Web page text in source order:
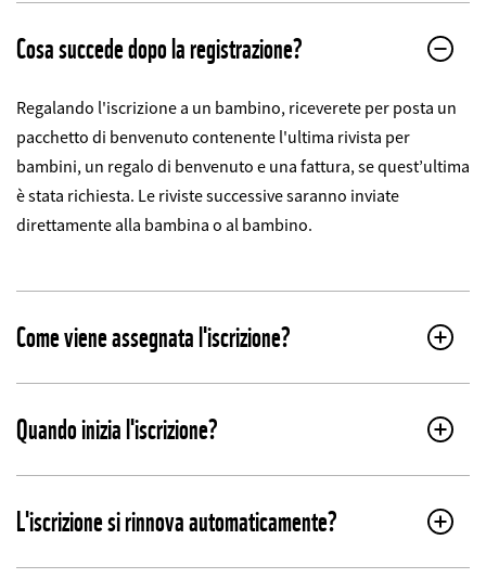
Cosa succede dopo la registrazione?
Regalando l'iscrizione a un bambino, riceverete per posta un
pacchetto di benvenuto contenente l'ultima rivista per
bambini, un regalo di benvenuto e una fattura, se quest’ultima
è stata richiesta. Le riviste successive saranno inviate
direttamente alla bambina o al bambino.
Come viene assegnata l'iscrizione?
Quando inizia l'iscrizione?
L'iscrizione si rinnova automaticamente?